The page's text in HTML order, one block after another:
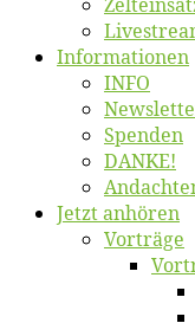
Informatio­nen
INFO
Spen­den
DANKE!
Jetzt an­hö­ren
Vor­trä­ge